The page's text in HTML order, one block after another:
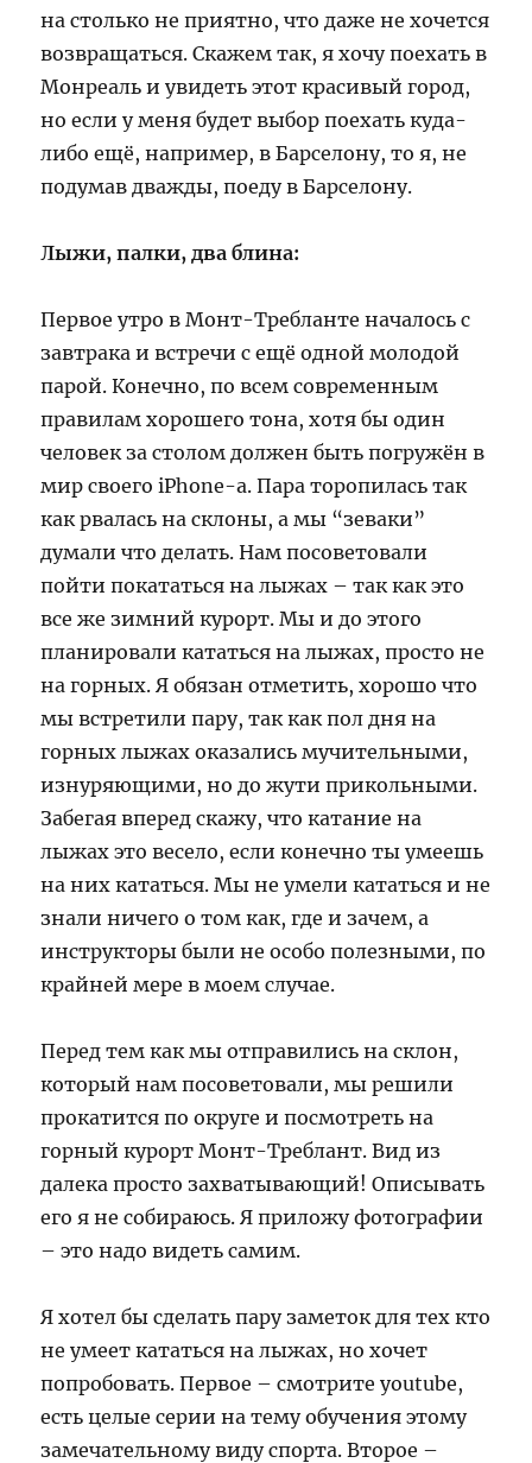
на столько не приятно, что даже не хочется
возвращаться. Скажем так, я хочу поехать в
Монреаль и увидеть этот красивый город,
но если у меня будет выбор поехать куда-
либо ещё, например, в Барселону, то я, не
подумав дважды, поеду в Барселону.
Лыжи, палки, два блина:
Первое утро в Монт-Требланте началось с
завтрака и встречи с ещё одной молодой
парой. Конечно, по всем современным
правилам хорошего тона, хотя бы один
человек за столом должен быть погружён в
мир своего iPhone-а. Пара торопилась так
как рвалась на склоны, а мы “зеваки”
думали что делать. Нам посоветовали
пойти покататься на лыжах – так как это
все же зимний курорт. Мы и до этого
планировали кататься на лыжах, просто не
на горных. Я обязан отметить, хорошо что
мы встретили пару, так как пол дня на
горных лыжах оказались мучительными,
изнуряющими, но до жути прикольными.
Забегая вперед скажу, что катание на
лыжах это весело, если конечно ты умеешь
на них кататься. Мы не умели кататься и не
знали ничего о том как, где и зачем, а
инструкторы были не особо полезными, по
крайней мере в моем случае.
Перед тем как мы отправились на склон,
который нам посоветовали, мы решили
прокатится по округе и посмотреть на
горный курорт Монт-Треблант. Вид из
далека просто захватывающий! Описывать
его я не собираюсь. Я приложу фотографии
– это надо видеть самим.
Я хотел бы сделать пару заметок для тех кто
не умеет кататься на лыжах, но хочет
попробовать. Первое – смотрите youtube,
есть целые серии на тему обучения этому
замечательному виду спорта. Второе –